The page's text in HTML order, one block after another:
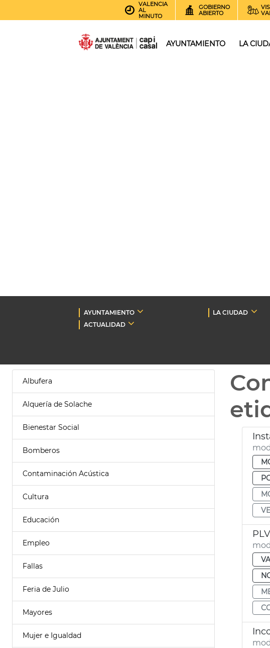
VALENCIA
AL
MINUTO
GOBIERNO
ABIERTO
AYUNTAMIENTO LA
AYUNTAMIENTO LA CIUDAD
ACTUALIDAD
Albufera
Alquería de Solache
Bienestar Social
Bomberos
Contaminación Acústica
Cultura
Educación
Empleo
Fallas
Feria de Julio
Mayores
Mujer e Igualdad